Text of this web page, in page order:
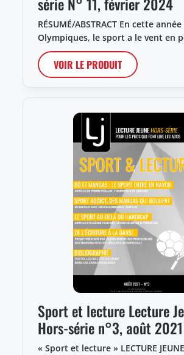
RÉSUMÉ/ABSTRACT En cette
Olympiques, le sport a le vent en
VOIR LE PRODUIT
Sport et lecture Lecture
Hors-série n°3, août 2021
« Sport et lecture » LECTURE